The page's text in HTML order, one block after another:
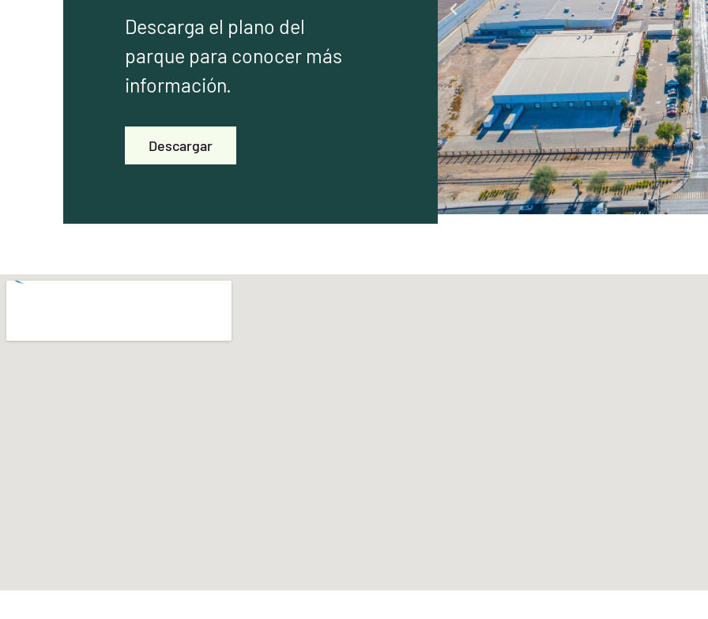
Descarga el plano del
parque para conocer más
información.
Descargar